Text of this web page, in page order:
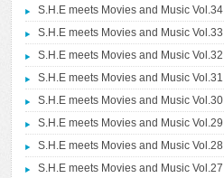
S.H.E meets Movies and Music Vol.34
S.H.E meets Movies and Music Vol.33
S.H.E meets Movies and Music Vol.32
S.H.E meets Movies and Music Vol.31
S.H.E meets Movies and Music Vol.30
S.H.E meets Movies and Music Vol.29
S.H.E meets Movies and Music Vol.28
S.H.E meets Movies and Music Vol.27